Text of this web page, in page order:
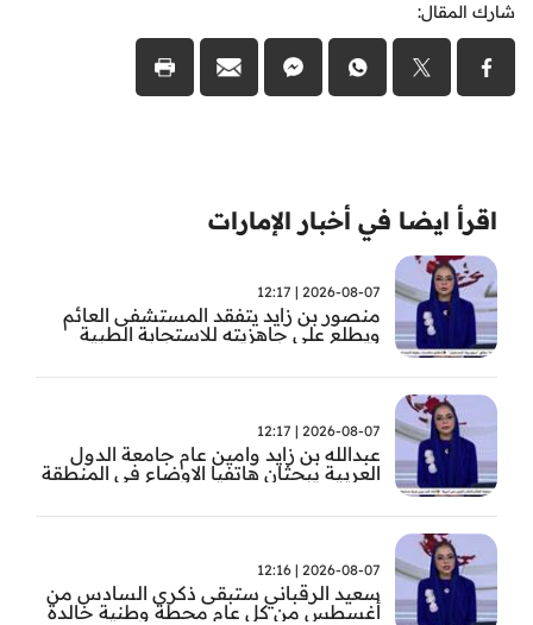
شارك المقال:
اقرأ ايضا في أخبار الإمارات
2026-08-07 | 12:17
منصور بن زايد يتفقد المستشفى العائم
ويطلع على جاهزيته للاستجابة الطبية
2026-08-07 | 12:17
عبدالله بن زايد وامين عام جامعة الدول
العربية يبحثان هاتفيا الاوضاع في المنطقة
2026-08-07 | 12:16
سعيد الرقباني ستبقى ذكرى السادس من
أغسطس من كل عام محطة وطنية خالدة